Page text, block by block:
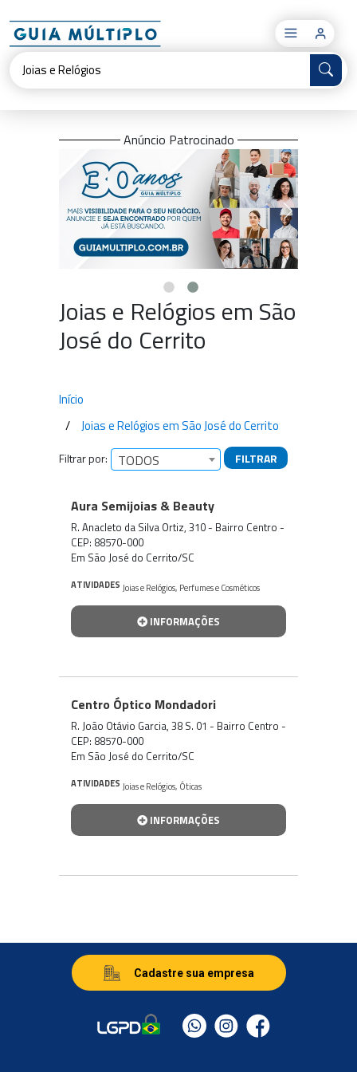
×
Anúncio Patrocinado
Joias e Relógios em São
José do Cerrito
Início
Joias e Relógios em São José do Cerrito
Filtrar por: TODOS FILTRAR
Empresas encontradas
Aura Semijoias & Beauty
R. Anacleto da Silva Ortiz, 310 - Bairro Centro -
CEP: 88570-000
Em São José do Cerrito/SC
ATIVIDADES Joias e Relógios, Perfumes e Cosméticos
INFORMAÇÕES
Centro Óptico Mondadori
R. João Otávio Garcia, 38 S. 01 - Bairro Centro -
CEP: 88570-000
Em São José do Cerrito/SC
ATIVIDADES Joias e Relógios, Óticas
INFORMAÇÕES
Cadastre sua empresa